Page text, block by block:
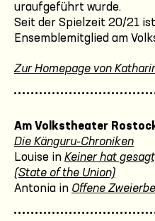
uraufgeführt wurde.
Seit der Spielzeit 20/21
Ensemblemitglied am
Zur Homepage von
Am Volkstheater
Die Känguru-Chroniken
Louise in Keiner hat
(State of the Union)
Antonia in Offene